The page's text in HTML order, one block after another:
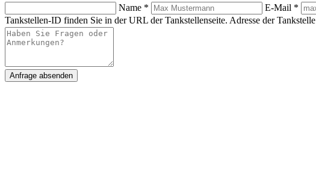
Name * E-Mail *
Tankstellen-ID finden Sie in der URL der Tankstellenseite. Adresse der Tankstelle
Anfrage absenden